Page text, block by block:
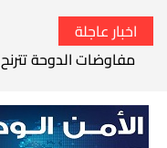
اخبار عاجلة
مفاوضات الدوحة